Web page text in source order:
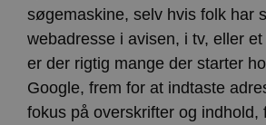
søgemaskine, selv hvis folk har
webadresse i avisen, i tv, eller
er der rigtig mange der starter
Google, frem for at indtaste
fokus på overskrifter og indhold,